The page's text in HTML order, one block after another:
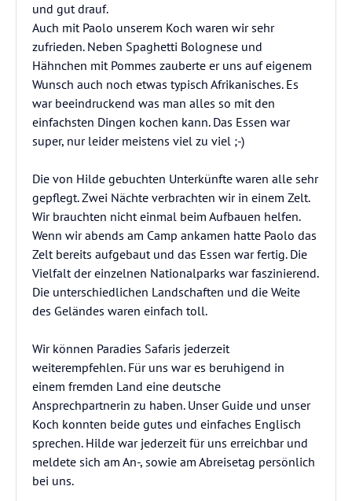
und gut drauf.
Auch mit Paolo unserem Koch waren wir sehr
zufrieden. Neben Spaghetti Bolognese und
Hähnchen mit Pommes zauberte er uns auf eigenem
Wunsch auch noch etwas typisch Afrikanisches. Es
war beeindruckend was man alles so mit den
einfachsten Dingen kochen kann. Das Essen war
super, nur leider meistens viel zu viel ;-)
Die von Hilde gebuchten Unterkünfte waren alle sehr
gepflegt. Zwei Nächte verbrachten wir in einem Zelt.
Wir brauchten nicht einmal beim Aufbauen helfen.
Wenn wir abends am Camp ankamen hatte Paolo das
Zelt bereits aufgebaut und das Essen war fertig. Die
Vielfalt der einzelnen Nationalparks war faszinierend.
Die unterschiedlichen Landschaften und die Weite
des Geländes waren einfach toll.
Wir können Paradies Safaris jederzeit
weiterempfehlen. Für uns war es beruhigend in
einem fremden Land eine deutsche
Ansprechpartnerin zu haben. Unser Guide und unser
Koch konnten beide gutes und einfaches Englisch
sprechen. Hilde war jederzeit für uns erreichbar und
meldete sich am An-, sowie am Abreisetag persönlich
bei uns.